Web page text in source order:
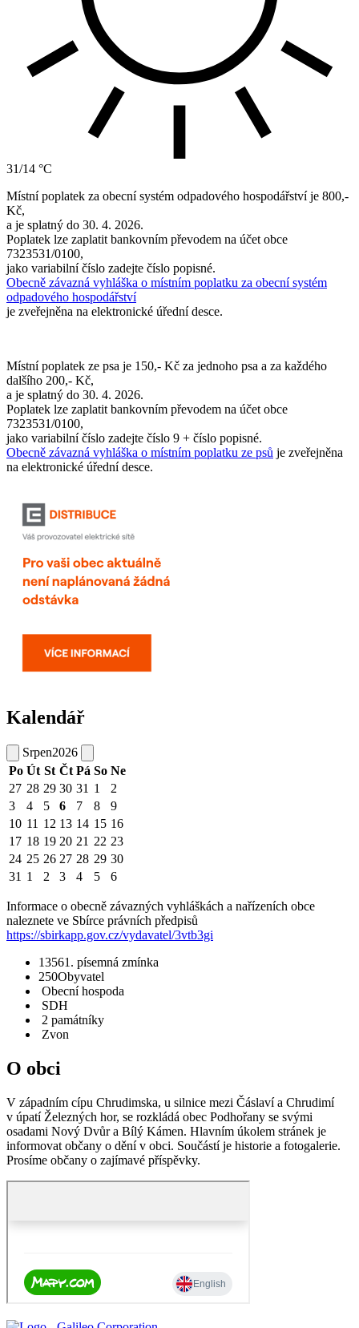
31/14 °C
Místní poplatek za obecní systém odpadového hospodářství je 800,-
Kč,
a je splatný do 30. 4. 2026.
Poplatek lze zaplatit bankovním převodem na účet obce
7323531/0100,
jako variabilní číslo zadejte číslo popisné.
Obecně závazná vyhláška o místním poplatku za obecní systém
odpadového hospodářství
je zveřejněna na elektronické úřední desce.
Místní poplatek ze psa je 150,- Kč za jednoho psa a za každého
dalšího 200,- Kč,
a je splatný do 30. 4. 2026.
Poplatek lze zaplatit bankovním převodem na účet obce
7323531/0100,
jako variabilní číslo zadejte číslo 9 + číslo popisné.
Obecně závazná vyhláška o místním poplatku ze psů je zveřejněna
na elektronické úřední desce.
Kalendář
Srpen2026
Po Út St Čt Pá So Ne
27 28 29 30 31 1
2
3
4 5 6 7 8
9
10 11 12 13 14 15 16
17 18 19 20 21 22 23
24 25 26 27 28 29 30
31 1 2 3 4 5 6
Informace o obecně závazných vyhláškách a nařízeních obce
naleznete ve Sbírce právních předpisů
https://sbirkapp.gov.cz/vydavatel/3vtb3gi
13561. písemná zmínka
250Obyvatel
Obecní hospoda
SDH
2 památníky
Zvon
O obci
V západním cípu Chrudimska, u silnice mezi Čáslaví a Chrudimí
v úpatí Železných hor, se rozkládá obec Podhořany se svými
osadami Nový Dvůr a Bílý Kámen. Hlavním úkolem stránek je
informovat občany o dění v obci. Součástí je historie a fotogalerie.
Prosíme občany o zajímavé příspěvky.